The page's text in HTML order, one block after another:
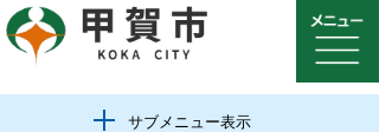
サブメニュー表示